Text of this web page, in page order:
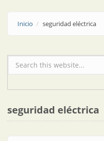
Inicio seguridad eléctrica
Formulario de búsqueda
seguridad eléctrica